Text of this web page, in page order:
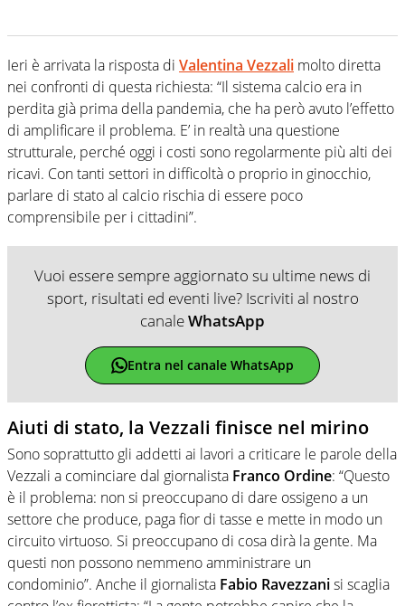
Ieri è arrivata la risposta di Valentina Vezzali molto diretta
nei confronti di questa richiesta: “Il sistema calcio era in
perdita già prima della pandemia, che ha però avuto l’effetto
di amplificare il problema. E’ in realtà una questione
strutturale, perché oggi i costi sono regolarmente più alti dei
ricavi. Con tanti settori in difficoltà o proprio in ginocchio,
parlare di stato al calcio rischia di essere poco
comprensibile per i cittadini”.
Vuoi essere sempre aggiornato su ultime news di
sport, risultati ed eventi live? Iscriviti al nostro
canaleWhatsApp
Entra nel canale WhatsApp
Aiuti di stato, la Vezzali finisce nel mirino
Sono soprattutto gli addetti ai lavori a criticare le parole della
Vezzali a cominciare dal giornalista Franco Ordine: “Questo
è il problema: non si preoccupano di dare ossigeno a un
settore che produce, paga fior di tasse e mette in modo un
circuito virtuoso. Si preoccupano di cosa dirà la gente. Ma
questi non possono nemmeno amministrare un
condominio”. Anche il giornalista Fabio Ravezzanisi scaglia